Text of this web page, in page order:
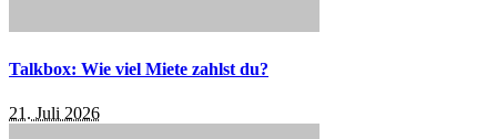
Talkbox: Wie viel Miete zahlst du?
21. Juli 2026